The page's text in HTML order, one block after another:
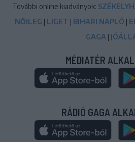
További online kiadványok:
NŐILEG | LIGET | BIHARI NAPLÓ |
GAGA |
MÉDIATÉR
RÁDIÓ GAGA